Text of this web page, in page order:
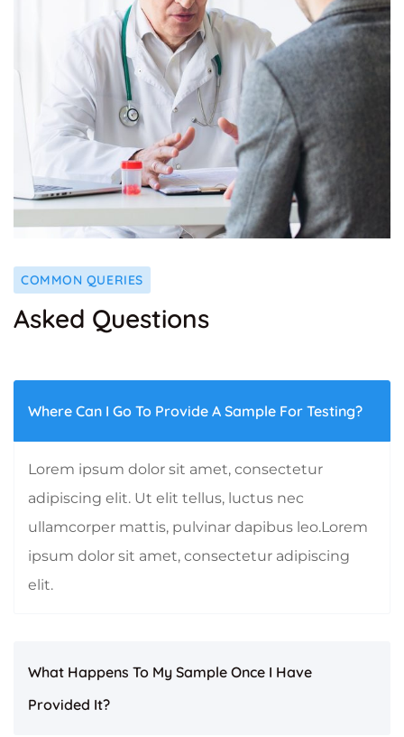
COMMON QUERIES
Asked Questions
Where Can I Go To Provide A Sample For Testing?
Lorem ipsum dolor sit amet, consectetur
adipiscing elit. Ut elit tellus, luctus nec
ullamcorper mattis, pulvinar dapibus leo.Lorem
ipsum dolor sit amet, consectetur adipiscing
elit.
What Happens To My Sample Once I Have
Provided It?